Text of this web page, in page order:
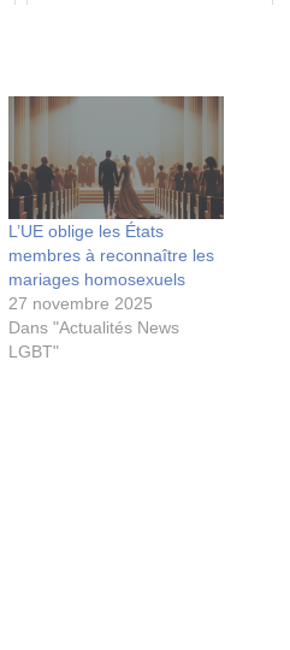
L’UE oblige les États
membres à reconnaître les
mariages homosexuels
27 novembre 2025
Dans "Actualités News
LGBT"